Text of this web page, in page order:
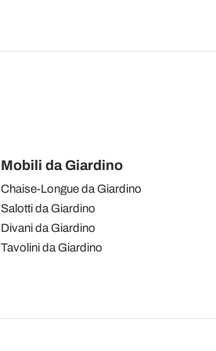
Mobili da Giardino
Chaise-Longue da Giardino
Salotti da Giardino
Divani da Giardino
Tavolini da Giardino